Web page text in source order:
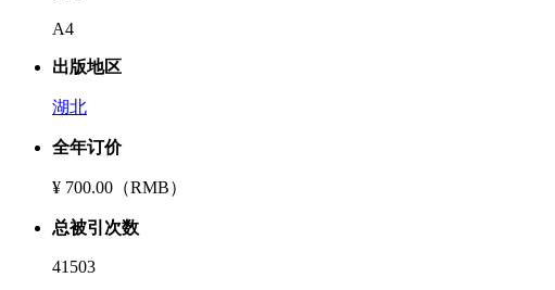
A4
出版地区
湖北
全年订价
¥ 700.00（RMB）
总被引次数
41503